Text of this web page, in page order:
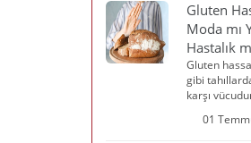
Gluten
Moda mı
Hastalık
Gluten
gibi
karşı
01